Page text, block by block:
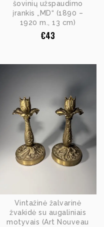
šovinių užspaudimo
įrankis „MD“ (1890 –
1920 m., 13 cm)
€43
Vintažinė žalvarinė
žvakidė su augaliniais
motyvais (Art Nouveau